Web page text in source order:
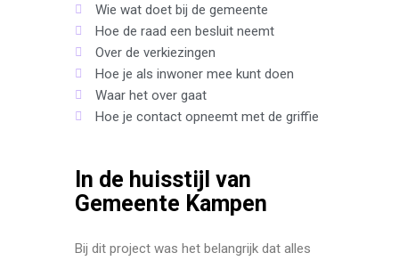
Wie wat doet bij de gemeente
Hoe de raad een besluit neemt
Over de verkiezingen
Hoe je als inwoner mee kunt doen
Waar het over gaat
Hoe je contact opneemt met de griffie
In de huisstijl van
Gemeente Kampen
Bij dit project was het belangrijk dat alles